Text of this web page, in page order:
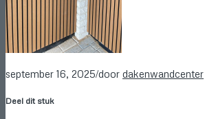
september 16, 2025/door dakenwandcenter
Deel dit stuk